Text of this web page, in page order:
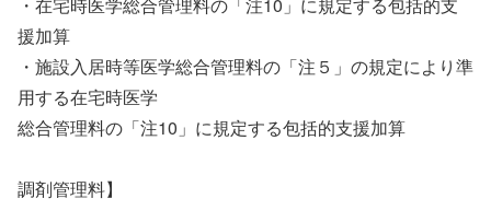
援加算
・施設入居時等医学総合管理料の「注５」の規定により準
用する在宅時医学
総合管理料の「注10」に規定する包括的支援加算
調剤管理料】